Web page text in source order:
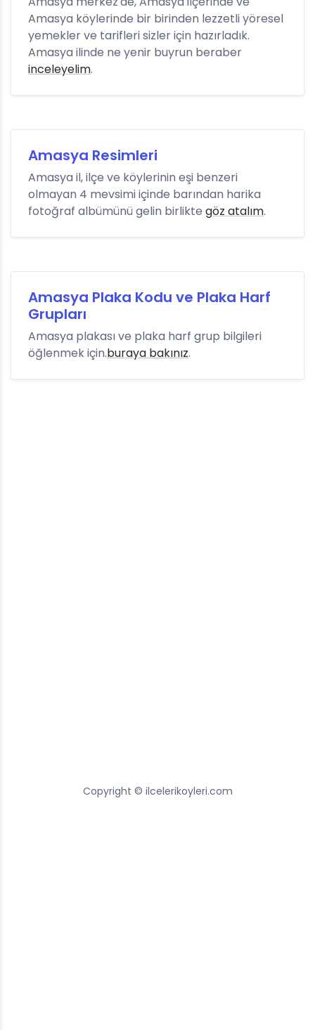
Amasya köylerinde bir birinden lezzetli yöresel
yemekler ve tarifleri sizler için hazırladık.
Amasya ilinde ne yenir buyrun beraber
inceleyelim.
Amasya Resimleri
Amasya il, ilçe ve köylerinin eşi benzeri
olmayan 4 mevsimi içinde barından harika
fotoğraf albümünü gelin birlikte göz atalım.
Amasya Plaka Kodu ve Plaka Harf
Grupları
Amasya plakası ve plaka harf grup bilgileri
öğlenmek için.buraya bakınız.
Copyright © ilcelerikoyleri.com